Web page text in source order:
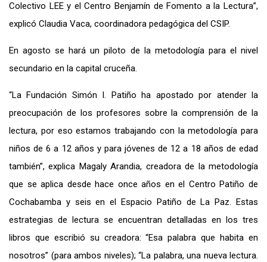
Colectivo LEE y el Centro Benjamín de Fomento a la Lectura”,
explicó Claudia Vaca, coordinadora pedagógica del CSIP.
En agosto se hará un piloto de la metodología para el nivel
secundario en la capital cruceña.
“La Fundación Simón I. Patiño ha apostado por atender la
preocupación de los profesores sobre la comprensión de la
lectura, por eso estamos trabajando con la metodología para
niños de 6 a 12 años y para jóvenes de 12 a 18 años de edad
también”, explica Magaly Arandia, creadora de la metodología
que se aplica desde hace once años en el Centro Patiño de
Cochabamba y seis en el Espacio Patiño de La Paz. Estas
estrategias de lectura se encuentran detalladas en los tres
libros que escribió su creadora: “Esa palabra que habita en
nosotros” (para ambos niveles); “La palabra, una nueva lectura.